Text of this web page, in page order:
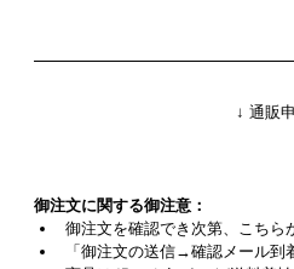
↓ 通販
御注文に関する御注意：
御注文を確認でき次第、こち
「御注文の送信→確認メール